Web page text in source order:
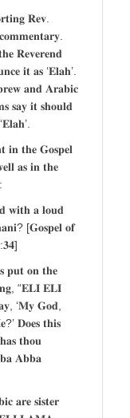
𝐑𝐞𝐯.
𝐑𝐞𝐯𝐞𝐫𝐞𝐧𝐝
𝐢𝐭 𝐚𝐬 ‘𝐄𝐥𝐚𝐡’.
𝐚𝐧𝐝 𝐀𝐫𝐚𝐛𝐢𝐜
𝐬𝐚𝐲 𝐢𝐭 𝐬𝐡𝐨𝐮𝐥𝐝
𝐢𝐧 𝐭𝐡𝐞 𝐆𝐨𝐬𝐩𝐞𝐥
𝐚𝐬 𝐢𝐧 𝐭𝐡𝐞
𝐰𝐢𝐭𝐡 𝐚 𝐥𝐨𝐮𝐝
[𝐆𝐨𝐬𝐩𝐞𝐥 𝐨𝐟
𝐩𝐮𝐭 𝐨𝐧 𝐭𝐡𝐞
“𝐄𝐋𝐈 𝐄𝐋𝐈
‘𝐌𝐲 𝐆𝐨𝐝,
𝐃𝐨𝐞𝐬 𝐭𝐡𝐢𝐬
𝐭𝐡𝐨𝐮
𝐀𝐛𝐛𝐚
𝐚𝐫𝐞 𝐬𝐢𝐬𝐭𝐞𝐫